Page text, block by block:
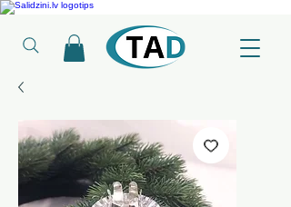
Ledusskapji, Sadzīves tehnika, Smaržas,